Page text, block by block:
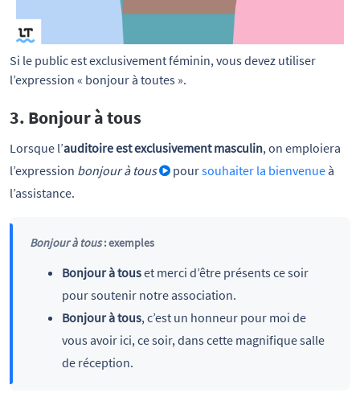
Si le public est exclusivement féminin, vous devez utiliser
l’expression « bonjour à toutes ».
3. Bonjour à tous
Lorsque l’auditoire est exclusivement masculin, on emploiera
l’expression bonjour à tous poursouhaiter la bienvenueà
l’assistance.
Bonjour à tous: exemples
Bonjour à touset merci d’être présents ce soir
pour soutenir notre association.
Bonjour à tous, c’est un honneur pour moi de
vous avoir ici, ce soir, dans cette magnifique salle
de réception.